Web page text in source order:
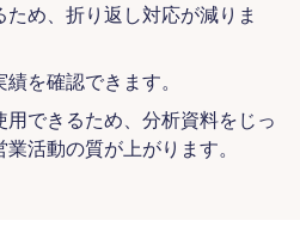
め、折り返し対応が減りま
を確認できます。
できるため、分析資料をじっ
活動の質が上がります。